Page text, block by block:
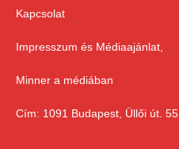
Kapcsolat
Impresszum és Médiaajánlat,
Minner a médiában
Cím: 1091 Budapest, Üllői út. 55.